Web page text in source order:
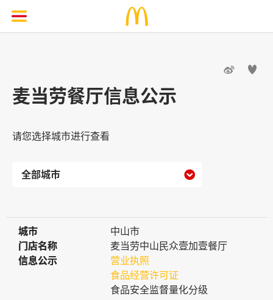
 
麦当劳餐厅信息公示
请您选择城市进行查看

城市
城市
中山市
门店名称
门店名称
麦当劳中山民众壹加壹餐厅
信息公示
信息公示
营业执照
食品经营许可证
食品安全监督量化分级